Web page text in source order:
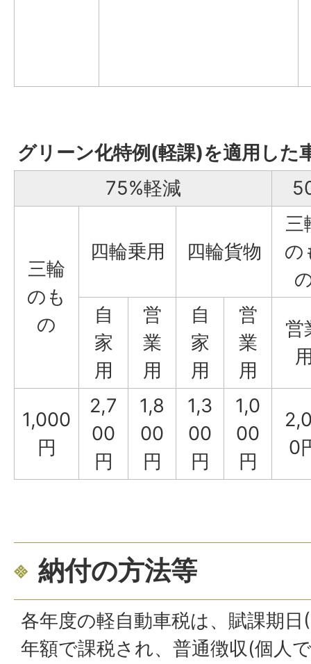
グリーン化特例(軽課)を適用した
75%軽減
三輪
のも
の
四輪乗用 四輪貨物
三
の
自
家
用
営
業
用
自
家
用
営
業
用
営
1,000
円
2,7
00
円
1,8
00
円
1,3
00
円
1,0
00
円
0
納付の方法等
各年度の軽自動車税は、賦課期
年額で課税され、普通徴収(個人